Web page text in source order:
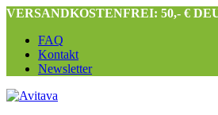
VERSANDKOSTENFREI: 50,- €
FAQ
Kontakt
Newsletter